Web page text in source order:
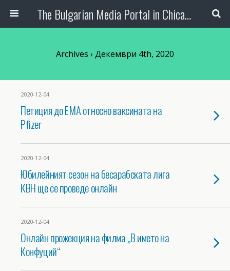
The Bulgarian Media Portal in Chicago
Archives › Декември 4th, 2020
2020-12-04
Петиция до ЕMA относно ваксината на
Pfizer
2020-12-04
Юбилейният сезон на бесарабската лига
КВН ще се проведе онлайн
2020-12-04
Онлайн прожекция на филма „В името на
Конфуций“